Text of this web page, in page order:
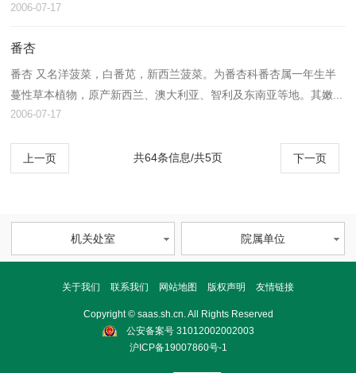
2006-07-17
番杏
番杏 又名洋菠菜，白番苋，新西兰菠菜。为番杏科番杏属一年生半
蔓性草本植物，原产新西兰、澳大利亚、智利及东南亚等地。其嫩...
2006-07-17
上一页 下一页
共64条信息/共5页
机关处室 院属单位
关于我们 联系我们 网站地图 版权声明 友情链接
Copyright © saas.sh.cn. All Rights Reserved
公安备案号 31012002002003
沪ICP备19007860号-1